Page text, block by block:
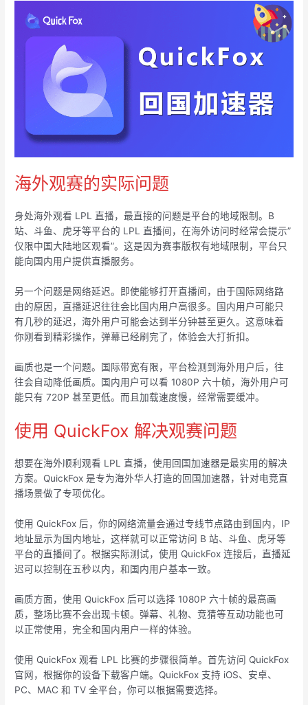
海外观赛的实际问题
身处海外观看 LPL 直播，最直接的问题是平台的地域限制。B
站、斗鱼、虎牙等平台的 LPL 直播间，在海外访问时经常会提示”
仅限中国大陆地区观看”。这是因为赛事版权有地域限制，平台只
能向国内用户提供直播服务。
另一个问题是网络延迟。即使能够打开直播间，由于国际网络路
由的原因，直播延迟往往会比国内用户高很多。国内用户可能只
有几秒的延迟，海外用户可能会达到半分钟甚至更久。这意味着
你刚看到精彩操作，弹幕已经刷完了，体验会大打折扣。
画质也是一个问题。国际带宽有限，平台检测到海外用户后，往
往会自动降低画质。国内用户可以看 1080P 六十帧，海外用户可
能只有 720P 甚至更低。而且加载速度慢，经常需要缓冲。
使用 QuickFox 解决观赛问题
想要在海外顺利观看 LPL 直播，使用回国加速器是最实用的解决
方案。QuickFox 是专为海外华人打造的回国加速器，针对电竞直
播场景做了专项优化。
使用 QuickFox 后，你的网络流量会通过专线节点路由到国内，IP
地址显示为国内地址，这样就可以正常访问 B 站、斗鱼、虎牙等
平台的直播间了。根据实际测试，使用 QuickFox 连接后，直播延
迟可以控制在五秒以内，和国内用户基本一致。
画质方面，使用 QuickFox 后可以选择 1080P 六十帧的最高画
质，整场比赛不会出现卡顿。弹幕、礼物、竞猜等互动功能也可
以正常使用，完全和国内用户一样的体验。
使用 QuickFox 观看 LPL 比赛的步骤很简单。首先访问 QuickFox
官网，根据你的设备下载客户端。QuickFox 支持 iOS、安卓、
PC、MAC 和 TV 全平台，你可以根据需要选择。